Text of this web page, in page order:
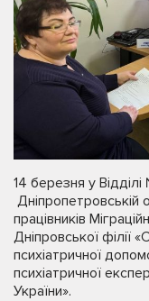
14 березня у
Дніпропетровській
працівників
Дніпровської філії
психіатричної
психіатричної
України».